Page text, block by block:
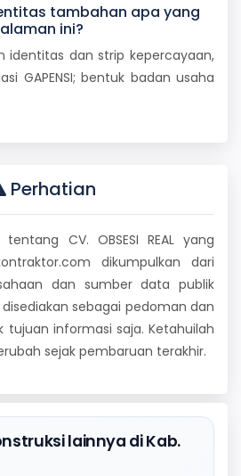
tambahan apa yang
ini?
identitas dan strip kepercayaan,
GAPENSI; bentuk badan usaha
Perhatian
CV. OBSESI REAL yang
dikumpulkan dari
dan sumber data publik
sebagai pedoman dan
tujuan informasi saja. Ketahuilah
sejak pembaruan terakhir.
lainnya di Kab.